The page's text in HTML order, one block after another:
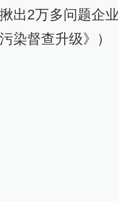
揪出2万多问题企
染督查升级》）